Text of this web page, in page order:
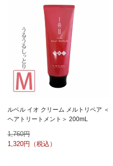
ルベル イオ クリーム メルトリペア ＜
ヘアトリートメント＞ 200mL
1,760
1,320